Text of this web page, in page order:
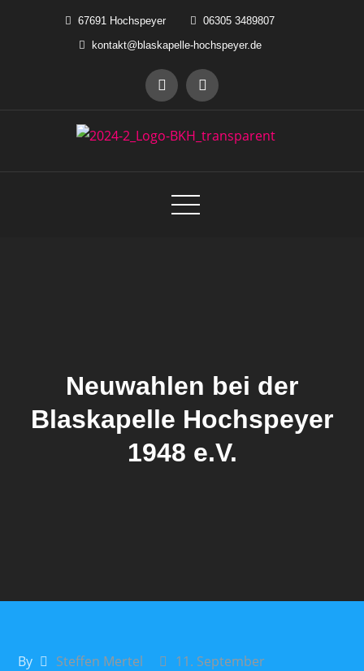
67691 Hochspeyer
06305 3489807
kontakt@blaskapelle-hochspeyer.de
Neuwahlen bei der
Blaskapelle Hochspeyer
1948 e.V.
By Steffen Mertel
11. September